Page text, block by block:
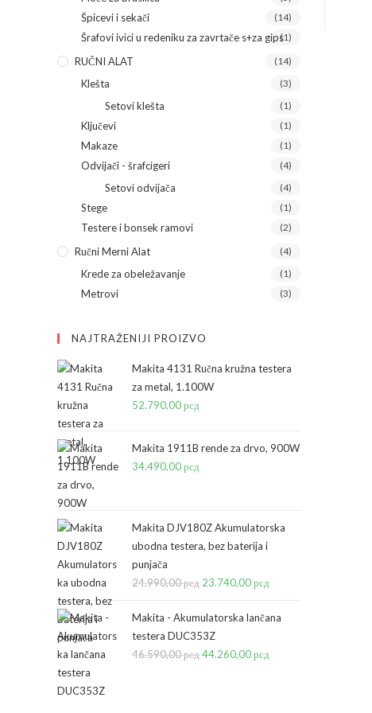
Špicevi i sekači (14)
Šrafovi ivici u redeniku za zavrtače s+za gips(1)
RUČNI ALAT (14)
Klešta (3)
Setovi klešta (1)
Ključevi (1)
Makaze (1)
Odvijači - šrafcigeri (4)
Setovi odvijača (4)
Stege (1)
Testere i bonsek ramovi (2)
Ručni Merni Alat (4)
Krede za obeležavanje (1)
Metrovi (3)
NAJTRAŽENIJI PROIZVO
Makita 4131 Ručna kružna testera
za metal, 1.100W
52.790,00рсд
Makita 1911B rende za drvo, 900W
34.490,00рсд
Makita DJV180Z Akumulatorska
ubodna testera, bez baterija i
punjača
24.990,00рсд Originalna
je
bila:
24.990,00 рсд.
23.740,00рсд
je:
Makita - Akumulatorska lančana
testera DUC353Z
46.590,00рсдOriginalna
44.260,00рсд